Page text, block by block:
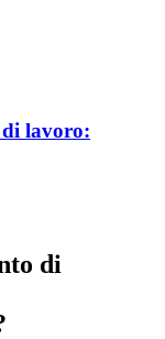
lavoro:
di